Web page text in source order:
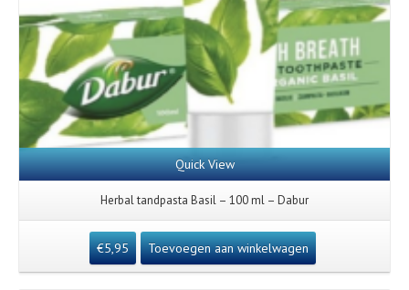
Quick View
Herbal tandpasta Basil – 100 ml – Dabur
€5,95 Toevoegen aan winkelwagen